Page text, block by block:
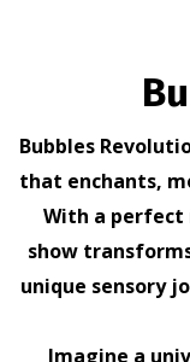
Bubbles
that enchants,
With a perfect
show
unique sensory
Imagine a